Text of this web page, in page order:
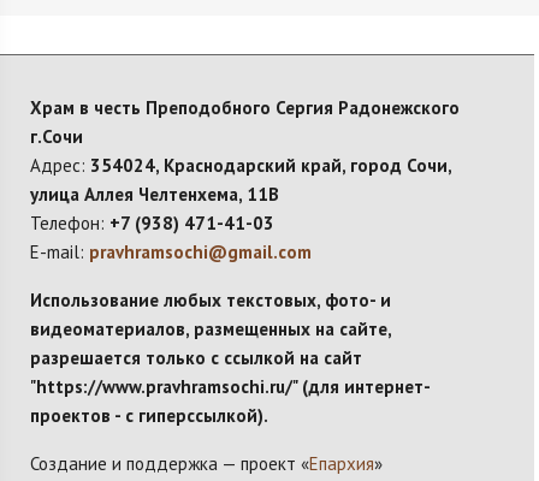
Храм в честь Преподобного Сергия Радонежского
г.Сочи
Адрес: 354024, Краснодарский край, город Сочи,
улица Аллея Челтенхема, 11В
Телефон: +7 (938) 471-41-03
E-mail: pravhramsochi@gmail.com
Использование любых текстовых, фото- и
видеоматериалов, размещенных на сайте,
разрешается только с ссылкой на сайт
"https://www.pravhramsochi.ru/" (для интернет-
проектов - с гиперссылкой).
Создание и поддержка — проект «Епархия»